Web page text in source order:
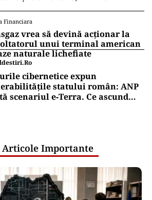
Financiara
vrea să devină acționar la
unui terminal american
naturale lichefiate
cibernetice expun
statului român: ANP
scenariul e‑Terra. Ce ascund
Articole Importante